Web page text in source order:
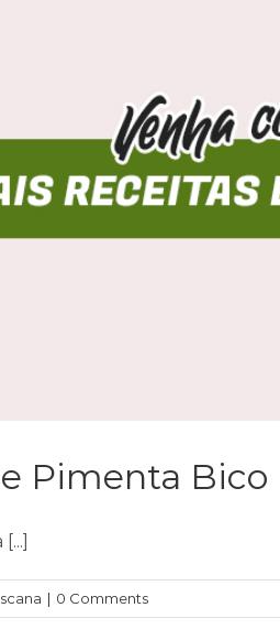
Pimenta Bico
| 0 Comments